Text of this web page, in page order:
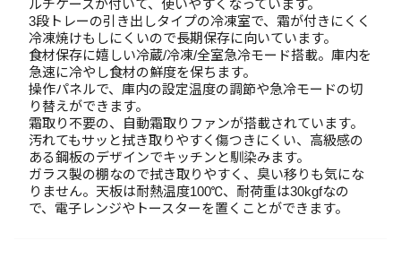
ルチケースが付いて、使いやすくなっています。
3段トレーの引き出しタイプの冷凍室で、霜が付きにくく
冷凍焼けもしにくいので長期保存に向いています。
食材保存に嬉しい冷蔵/冷凍/全室急冷モード搭載。庫内を
急速に冷やし食材の鮮度を保ちます。
操作パネルで、庫内の設定温度の調節や急冷モードの切
り替えができます。
霜取り不要の、自動霜取りファンが搭載されています。
汚れてもサッと拭き取りやすく傷つきにくい、高級感の
ある鋼板のデザインでキッチンと馴染みます。
ガラス製の棚なので拭き取りやすく、臭い移りも気にな
りません。天板は耐熱温度100℃、耐荷重は30kgfなの
で、電子レンジやトースターを置くことができます。